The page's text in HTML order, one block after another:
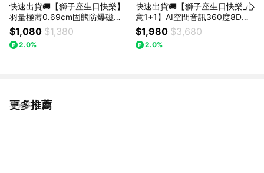
快速出貨🚚【獅子座生日快樂】
羽量極薄0.69cm固態防爆磁吸5
000mAh行動電源RB69 RASTO
(本體標示19.25Wh/可帶上飛機)
$1,080 $1,380
2.0%
快速出貨🚚【獅子座生日快樂_心
意1+1】AI空間音訊360度8D環
繞ANC+ENC藍牙6.0頭戴耳機S
S69 E-books(送保溫瓶)
$1,980 $3,680
2.0%
更多推薦
看更多